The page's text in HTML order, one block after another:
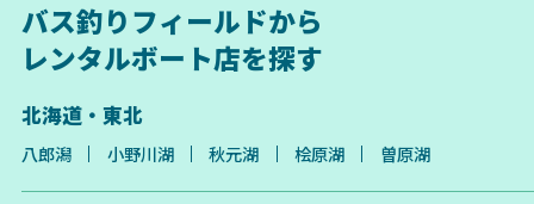
バス釣りフィールドから
レンタルボート店を探す
北海道・東北
八郎潟 小野川湖 秋元湖 桧原湖 曽原湖